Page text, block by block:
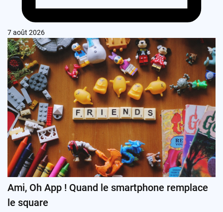
7 août 2026
Ami, Oh App ! Quand le smartphone remplace
le square